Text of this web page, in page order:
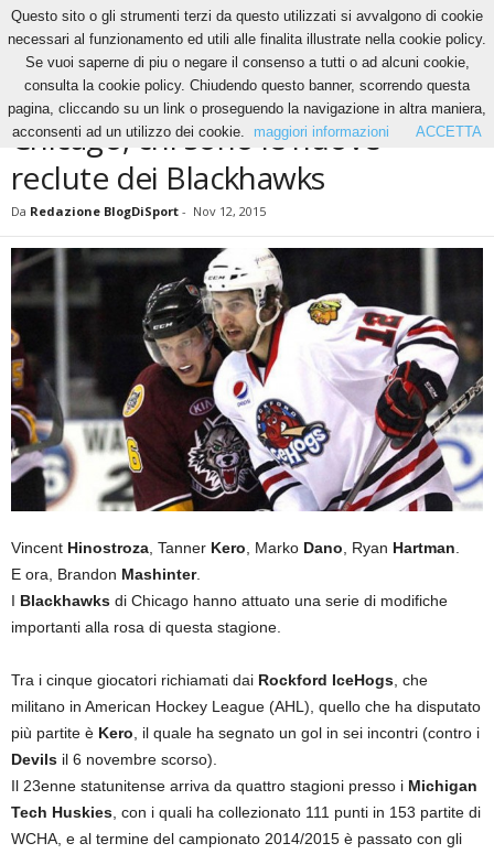
Hockey Chicago, chi sono le nuove reclute dei Blackhawks
HOCKEY
Chicago, chi sono le nuove
reclute dei Blackhawks
Da Redazione BlogDiSport - Nov 12, 2015
Vincent Hinostroza , Tanner Kero , Marko Dano , Ryan Hartman
E ora, Brandon Mashinter.
I Blackhawks di Chicago hanno attuato una serie di modifiche
importanti alla rosa di questa stagione.
Tra i cinque giocatori richiamati dai Rockford IceHogs , che
militano in American Hockey League (AHL), quello che ha disputato
più partite è Kero , il quale ha segnato un gol in sei incontri (contro i
Devils il 6 novembre scorso).
Il 23enne statunitense arriva da quattro stagioni presso i Michigan
Tech Huskies , con i quali ha collezionato 111 punti in 153 partite di
WCHA, e al termine del campionato 2014/2015 è passato con gli
Questo sito o gli strumenti terzi da questo utilizzati si avvalgono di cookie
necessari al funzionamento ed utili alle finalita illustrate nella cookie policy.
Se vuoi saperne di piu o negare il consenso a tutti o ad alcuni cookie,
consulta la cookie policy. Chiudendo questo banner, scorrendo questa
pagina, cliccando su un link o proseguendo la navigazione in altra maniera,
acconsenti ad un utilizzo dei cookie.
maggiori informazioni ACCETTA